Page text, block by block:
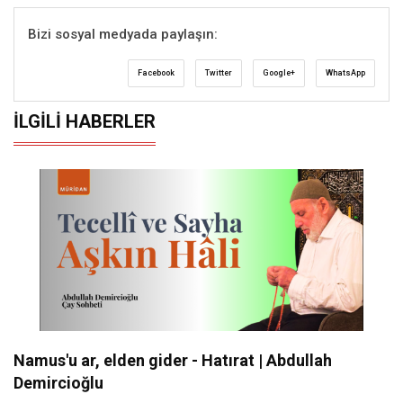
Bizi sosyal medyada paylaşın:
Facebook Twitter Google+ WhatsApp
İLGILI HABERLER
Namus'u ar, elden gider - Hatırat | Abdullah
Demircioğlu